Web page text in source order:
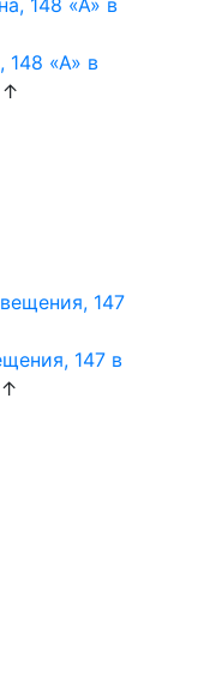
148 «А» в
↑
147 в